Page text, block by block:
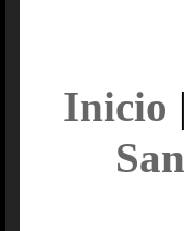
Inicio |